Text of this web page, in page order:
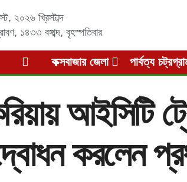
২০২৬ খ্রিস্টাব্দ
১৪৩৩ বঙ্গাব্দ, বৃহস্পতিবার
কক্সবাজার জেলা পার্বত্য
আইসিটি
করলেন